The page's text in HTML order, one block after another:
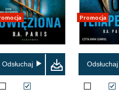
Odsłuchaj
Promocja
Odsłuchaj